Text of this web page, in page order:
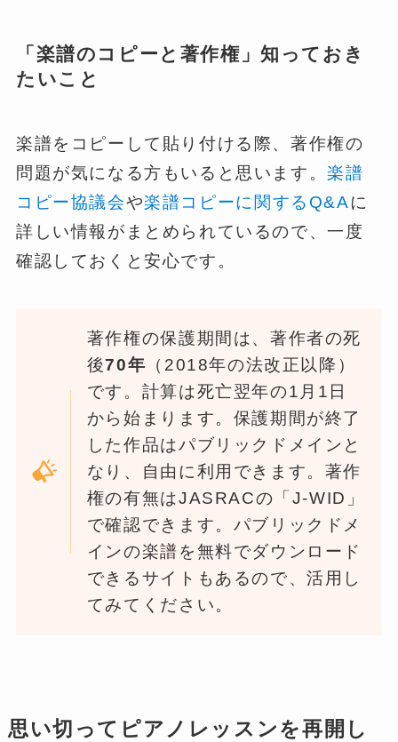
「楽譜のコピーと著作権」知っておき
たいこと
楽譜をコピーして貼り付ける際、著作権の
問題が気になる方もいると思います。楽譜
コピー協議会や楽譜コピーに関するQ&Aに
詳しい情報がまとめられているので、一度
確認しておくと安心です。
著作権の保護期間は、著作者の死
後70年 （2018年の法改正以降）
です。計算は死亡翌年の1月1日
から始まります。保護期間が終了
した作品はパブリックドメインと
なり、自由に利用できます。著作
権の有無はJASRACの「J-WID」
で確認できます。パブリックドメ
インの楽譜を無料でダウンロード
できるサイトもあるので、活用し
てみてください。
思い切ってピアノレッスンを再開し